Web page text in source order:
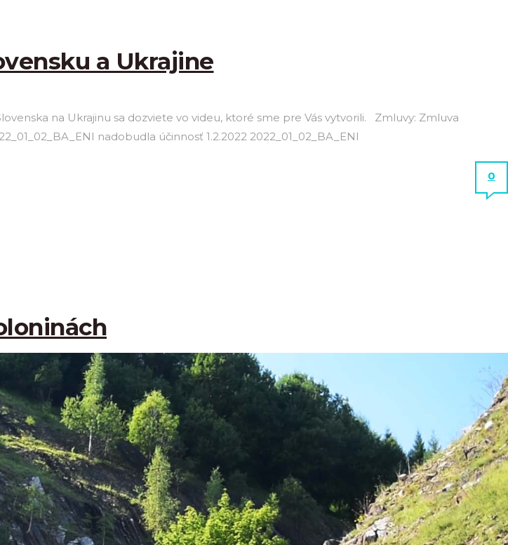
a Ukrajine
na Ukrajinu sa dozviete vo videu, ktoré sme pre Vás vytvorili. Zmluvy: Zmluva
nadobudla účinnosť 1.2.2022 2022_01_02_BA_ENI
0